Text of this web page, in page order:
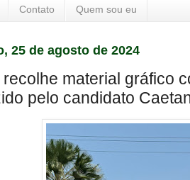
Contato Quem sou eu
25 de agosto de 2024
material gráfico
pelo candidato